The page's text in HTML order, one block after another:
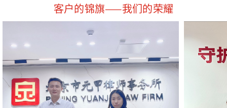
客户的锦旗——我们的荣耀